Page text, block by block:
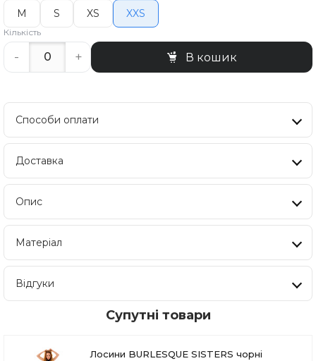
M S XS XXS
Кількість
- + В кошик
Способи оплати
Доставка
Опис
Матеріал
Відгуки
Супутні товари
Лосини BURLESQUE SISTERS чорні